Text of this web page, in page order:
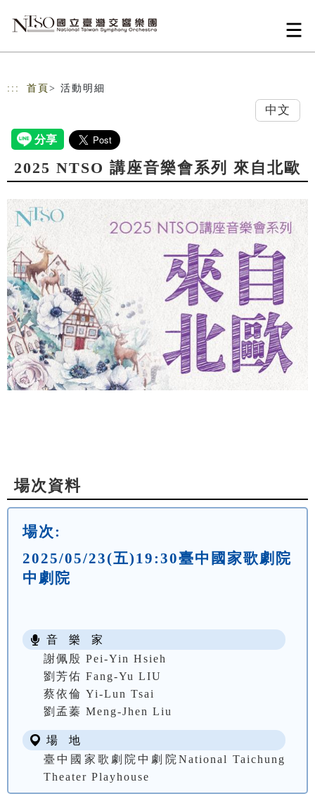
::: 首頁 > 活動明細
中文
2025 NTSO 講座音樂會系列 來自北歐
場次資料
場次:
2025/05/23(五)19:30臺中國家歌劇院
中劇院
音 樂 家
謝佩殷 Pei-Yin Hsieh
劉芳佑 Fang-Yu LIU
蔡依倫 Yi-Lun Tsai
劉孟蓁 Meng-Jhen Liu
場 地
臺中國家歌劇院中劇院National Taichung
Theater Playhouse